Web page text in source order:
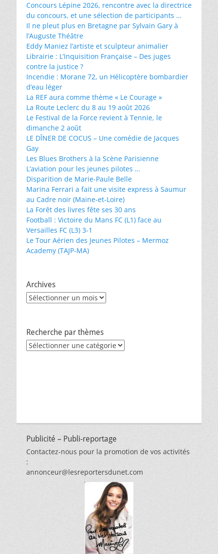
Concours Lépine 2026, rencontre avec la directrice
du concours, et une sélection de participants …
Il ne pleut plus en Bretagne par Sylvain Gary à
l’Auguste Théâtre
Eddy Maniez l’artiste et sculpteur animalier
Librairie : L’Inquisition Française – Des juges
contre la justice ?
Incendie : Morane 72, un Hélicoptère bombardier
d’eau léger
La REF aura comme thème « Le Courage »
La Route Leclerc du 8 au 19 août 2026
Le Festival de la Force revient à Tennie, le
dimanche 2 août
LE DÎNER DE COCUS – Une comédie de Jacques
Gay
Les Blues Brothers à la Scène Parisienne
L’aviation pour les jeunes pilotes …
Disparition de Marie-Paule Belle
Marina Ferrari a fait une visite express à Saumur
au Cadre noir (Maine-et-Loire)
La Forêt des livres fête ses 30 ans
Football : Victoire du Mans FC (L1) face au
Versailles FC (L3) 3-1
Le Tour Aérien des Jeunes Pilotes – Mermoz
Academy (TAJP-MA)
Archives
Archives
Recherche par thèmes
Recherche
Publicité – Publi-reportage
Contactez-nous pour la promotion de vos activités
:
annonceur@lesreportersdunet.com